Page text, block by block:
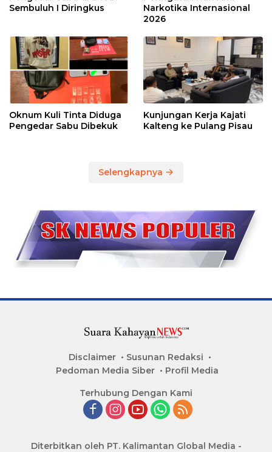
Sembuluh I Diringkus
Narkotika Internasional
2026
Oknum Kuli Tinta Diduga
Pengedar Sabu Dibekuk
Kunjungan Kerja Kajati
Kalteng ke Pulang Pisau
Selengkapnya
Disclaimer
Susunan Redaksi
Pedoman Media Siber
Profil Media
Terhubung Dengan Kami
Diterbitkan oleh PT. Kalimantan Global Media -